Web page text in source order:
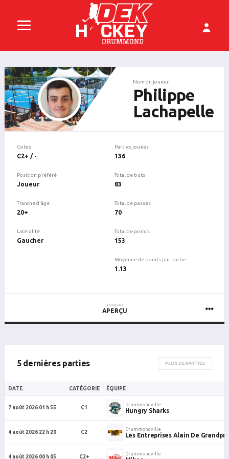
Nom du joueur
Philippe
Lachapelle
Cotes
C2+ / -
Position préféré
Joueur
Tranche d'âge
20+
Latéralité
Gaucher
Parties jouées
136
Total de buts
83
Total de passes
70
Total de points
153
Moyenne de points par partie
1.13
JOUEUR
APERÇU
5 dernières parties PLUS DE PARTIES
DATE CATÉGORIE ÉQUIPE
7 août 2026 01 h 55 C1
Drummondville
Hungry Sharks
4 août 2026 22 h 20 C2
Drummondville
Les Entreprises Alain De Grandpré
4 août 2026 00 h 05 C2+
Drummondville